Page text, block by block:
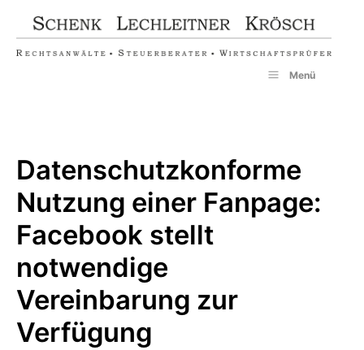
springen
Menü
Datenschutzkonforme
Nutzung einer Fanpage:
Facebook stellt
notwendige
Vereinbarung zur
Verfügung